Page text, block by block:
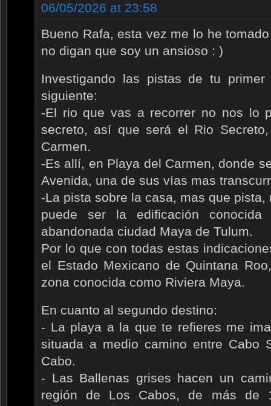
06/05/2026 at 23:58
Bueno Rafa, esta vez me lo he
no digan que soy un ansioso : )
Investigando las pistas de tu
siguiente:
-El rio que vas a recorrer no nos lo
secreto, así que será el Rio
Carmen.
-Es allí, en Playa del Carmen, donde
Avenida, una de sus vías mas
-La pista sobre la casa, mas que
puede ser la edificación
abandonada ciudad Maya de Tulum.
Por lo que con todas estas
el Estado Mexicano de Quintana
zona conocida como Riviera Maya.
En cuanto al segundo destino:
- La playa a la que te refieres me
situada a medio camino entre Cabo
Cabo.
- Las Ballenas grises hacen un
región de Los Cabos, de más de